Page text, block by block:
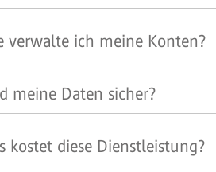
verwalte ich meine Konten?
meine Daten sicher?
kostet diese Dienstleistung?